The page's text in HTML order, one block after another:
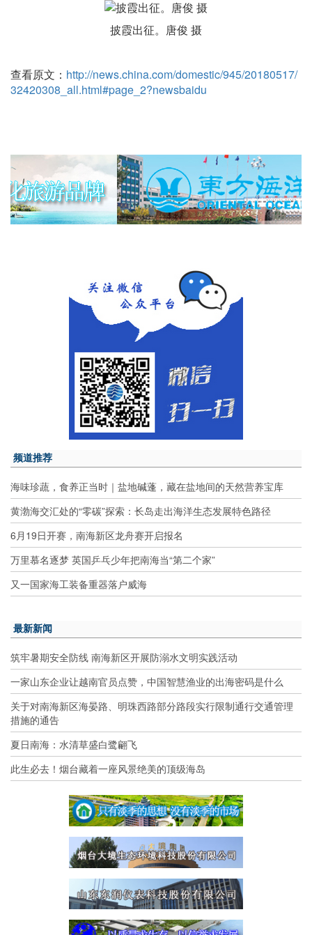
披霞出征。唐俊 摄
查看原文： http://news.china.com/domestic/945/20180517/
32420308_all.html#page_2?newsbaidu
频道推荐
海味珍蔬，食养正当时｜盐地碱蓬，藏在盐地间的天然营养宝库
黄渤海交汇处的“零碳”探索：长岛走出海洋生态发展特色路径
6月19日开赛，南海新区龙舟赛开启报名
万里慕名逐梦 英国乒乓少年把南海当“第二个家”
又一国家海工装备重器落户威海
最新新闻
筑牢暑期安全防线 南海新区开展防溺水文明实践活动
一家山东企业让越南官员点赞，中国智慧渔业的出海密码是什么
关于对南海新区海晏路、明珠西路部分路段实行限制通行交通管理
措施的通告
夏日南海：水清草盛白鹭翩飞
此生必去！烟台藏着一座风景绝美的顶级海岛